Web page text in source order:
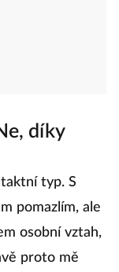
díky
typ. S
pomazlím, ale
osobní vztah,
proto mě